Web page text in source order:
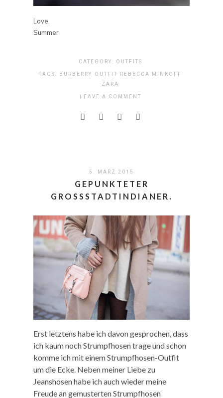
Love,
Summer
CATEGORY: OUTFITS
TAGS: BURBERRY OUTFIT
REBECCA MINKOFF
ZARA
LEAVE A COMMENT
5. MÄRZ 2015
GEPUNKTETER
GROSSSTADTINDIANER.
Erst letztens habe ich davon gesprochen, dass
ich kaum noch Strumpfhosen trage und schon
komme ich mit einem Strumpfhosen-Outfit
um die Ecke. Neben meiner Liebe zu
Jeanshosen habe ich auch wieder meine
Freude an gemusterten Strumpfhosen